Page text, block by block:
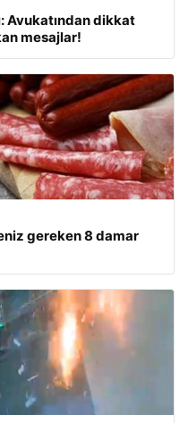
Avukatından dikkat
mesajlar!
gereken 8 damar